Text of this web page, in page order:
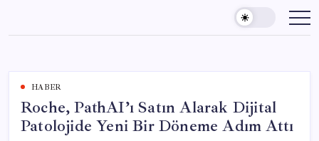
content
HABER
Roche, PathAI’ı Satın Alarak Dijital
Patolojide Yeni Bir Döneme Adım Attı